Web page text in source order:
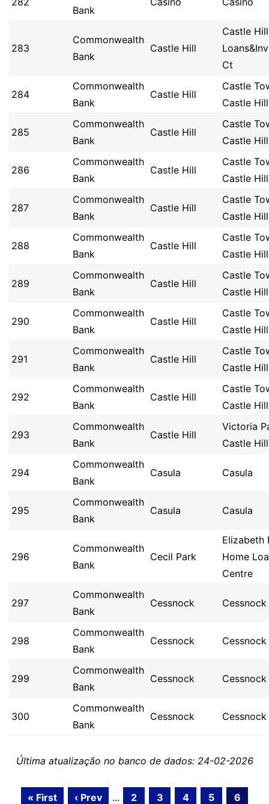
Bank
283
Commonwealth
Bank
Castle Hill
Castle
Ct
284
Commonwealth
Bank
Castle Hill
Castle
Castle Hill
285
Commonwealth
Bank
Castle Hill
Castle
Castle Hill
286
Commonwealth
Bank
Castle Hill
Castle
Castle Hill
287
Commonwealth
Bank
Castle Hill
Castle
Castle Hill
288
Commonwealth
Bank
Castle Hill
Castle
Castle Hill
289
Commonwealth
Bank
Castle Hill
Castle
Castle Hill
290
Commonwealth
Bank
Castle Hill
Castle
Castle Hill
291
Commonwealth
Bank
Castle Hill
Castle
Castle Hill
292
Commonwealth
Bank
Castle Hill
Castle
Castle Hill
293
Commonwealth
Bank
Castle Hill
Victoria
Castle Hill
294
Commonwealth
Bank
Casula Casula
295
Commonwealth
Bank
Casula Casula
296
Commonwealth
Bank
Cecil Park
Elizabeth
Home
Centre
297
Commonwealth
Bank
Cessnock Cessnock
298
Commonwealth
Bank
Cessnock Cessnock
299
Commonwealth
Bank
Cessnock Cessnock
300
Commonwealth
Bank
Cessnock Cessnock
Última atualização no banco de dados: 24-02-2026
« First ‹ Prev ... 2 3 4 5
6